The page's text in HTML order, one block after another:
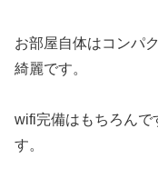
お部屋自体はコンパ
綺麗です。
wifi完備はもちろんで
す。